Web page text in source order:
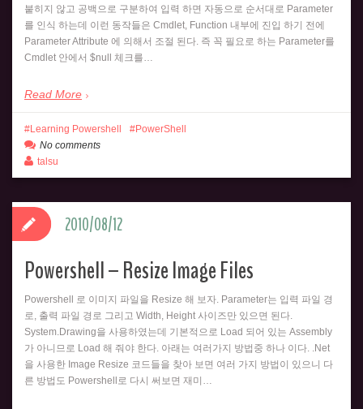
붙히지 않고 공백으로 구분하여 입력 하면 자동으로 순서대로 Parameter
를 인식 하는데 이런 동작들은 Cmdlet, Function 내부에 진입 하기 전에
Parameter Attribute 에 의해서 조절 된다. 즉 꼭 필요로 하는 Parameter를
Cmdlet 안에서 $null 체크를…
Read More
Learning Powershell
PowerShell
No comments
talsu
Powershell – Resize Image Files
Powershell 로 이미지 파일을 Resize 해 보자. Parameter는 입력 파일 경
로, 출력 파일 경로 그리고 Width, Height 사이즈만 있으면 된다.
System.Drawing을 사용하였는데 기본적으로 Load 되어 있는 Assembly
가 아니므로 Load 해 줘야 한다. 아래는 여러가지 방법중 하나 이다. .Net
을 사용한 Image Resize 코드들을 찾아 보면 여러 가지 방법이 있으니 다
른 방법도 Powershell로 다시 써보면 재미…
2010/08/12